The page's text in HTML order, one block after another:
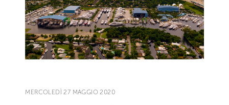
MERCOLEDÌ 27 MAGGIO 2020